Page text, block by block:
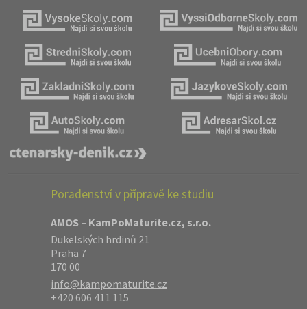
Poradenství v přípravě ke studiu
AMOS – KamPoMaturite.cz, s.r.o.
Dukelských hrdinů 21
Praha 7
170 00
info@kampomaturite.cz
+420 606 411 115